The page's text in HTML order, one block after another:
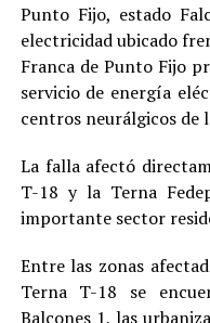
Punto Fijo, estado
electricidad ubicado
Franca de Punto Fijo
servicio de energía
centros neurálgicos de
La falla afectó
T-18 y la Terna
importante sector
Entre las zonas
Terna T-18 se
Balcones 1, las